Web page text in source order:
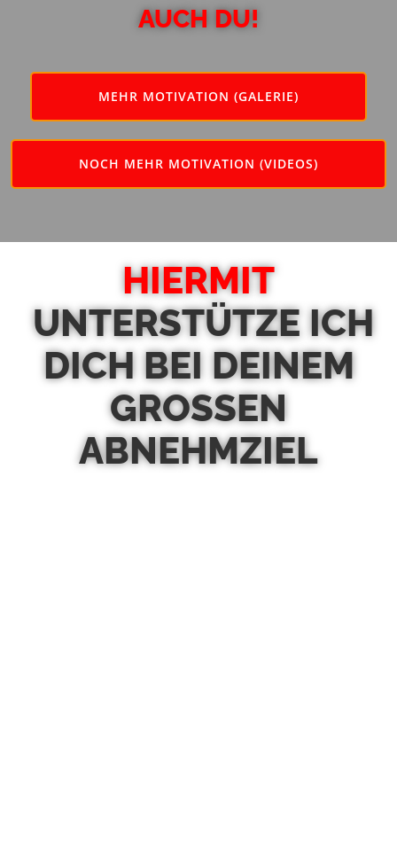
AUCH DU!
MEHR MOTIVATION (GALERIE)
NOCH MEHR MOTIVATION (VIDEOS)
HIERMIT
UNTERSTÜTZE ICH
DICH BEI DEINEM
GROSSEN A
BNEHMZIEL